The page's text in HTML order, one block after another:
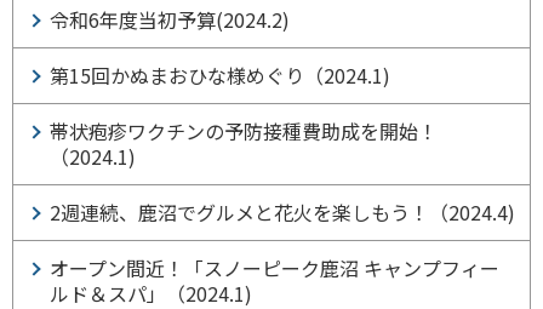
令和6年度当初予算(2024.2)
第15回かぬまおひな様めぐり（2024.1)
帯状疱疹ワクチンの予防接種費助成を開始！
（2024.1)
2週連続、鹿沼でグルメと花火を楽しもう！（2024.4)
オープン間近！「スノーピーク鹿沼 キャンプフィー
ルド＆スパ」（2024.1)